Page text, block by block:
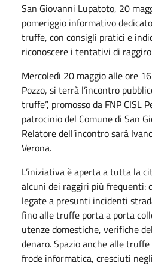
San Giovanni Lupatoto, 20
pomeriggio informativo
truffe, con consigli pratici e
riconoscere i tentativi di
Mercoledì 20 maggio alle ore
Pozzo, si terrà l’incontro
truffe”, promosso da FNP CISL
patrocinio del Comune di San
Relatore dell’incontro sarà
Verona.
L’iniziativa è aperta a tutta la
alcuni dei raggiri più frequenti:
legate a presunti incidenti
fino alle truffe porta a porta
utenze domestiche, verifiche
denaro. Spazio anche alle
frode informatica, cresciuti